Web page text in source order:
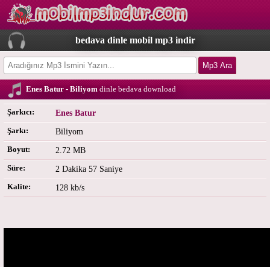
bedava dinle mobil mp3 indir
Enes Batur - Biliyom dinle bedava download
Şarkıcı: Enes Batur
Şarkı: Biliyom
Boyut: 2.72 MB
Süre: 2 Dakika 57 Saniye
Kalite: 128 kb/s